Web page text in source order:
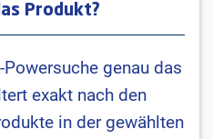
Produkt?
Powersuche genau das
exakt nach den
in der gewählten